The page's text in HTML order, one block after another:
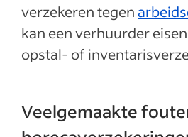
verzekeren tegen
kan een verhuurder
opstal- of
Veelgemaakte